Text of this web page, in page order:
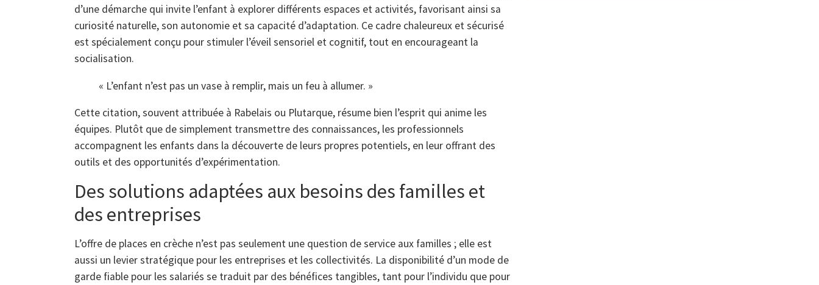
d’une démarche qui invite l’enfant à explorer différents espaces et activités, favorisant ainsi sa
curiosité naturelle, son autonomie et sa capacité d’adaptation. Ce cadre chaleureux et sécurisé
est spécialement conçu pour stimuler l’éveil sensoriel et cognitif, tout en encourageant la
socialisation.
« L’enfant n’est pas un vase à remplir, mais un feu à allumer. »
Cette citation, souvent attribuée à Rabelais ou Plutarque, résume bien l’esprit qui anime les
équipes. Plutôt que de simplement transmettre des connaissances, les professionnels
accompagnent les enfants dans la découverte de leurs propres potentiels, en leur offrant des
outils et des opportunités d’expérimentation.
Des solutions adaptées aux besoins des familles et
des entreprises
L’offre de places en crèche n’est pas seulement une question de service aux familles ; elle est
aussi un levier stratégique pour les entreprises et les collectivités. La disponibilité d’un mode de
garde fiable pour les salariés se traduit par des bénéfices tangibles, tant pour l’individu que pour